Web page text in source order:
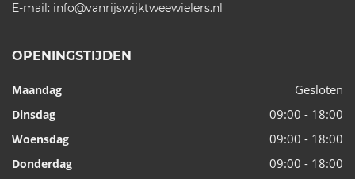
E-mail: info@vanrijswijktweewielers.nl
OPENINGSTIJDEN
Maandag Gesloten
Dinsdag 09:00 - 18:00
Woensdag 09:00 - 18:00
Donderdag 09:00 - 18:00